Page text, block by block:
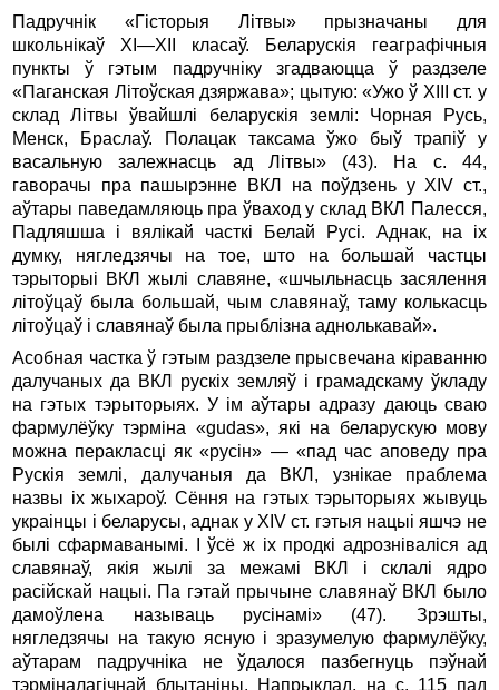
Падручнік «Гісторыя Літвы» прызначаны для
школьнікаў ХI—ХII класаў. Беларускія геаграфічныя
пункты ў гэтым падручніку згадваюцца ў раздзеле
«Паганская Літоўская дзяржава»; цытую: «Ужо ў XIII ст. у
склад Літвы ўвайшлі беларускія землі: Чорная Русь,
Менск, Браслаў. Полацак таксама ўжо быў трапіў у
васальную залежнасць ад Літвы» (43). На с. 44,
гаворачы пра пашырэнне ВКЛ на поўдзень у XIV ст.,
аўтары паведамляюць пра ўваход у склад ВКЛ Палесся,
Падляшша і вялікай часткі Белай Русі. Аднак, на іх
думку, нягледзячы на тое, што на большай частцы
тэрыторыі ВКЛ жылі славяне, «шчыльнасць засялення
літоўцаў была большай, чым славянаў, таму колькасць
літоўцаў і славянаў была прыблізна аднолькавай».
Асобная частка ў гэтым раздзеле прысвечана кіраванню
далучаных да ВКЛ рускіх земляў і грамадскаму ўкладу
на гэтых тэрыторыях. У ім аўтары адразу даюць сваю
фармулёўку тэрміна «gudas», які на беларускую мову
можна перакласці як «русін» — «пад час аповеду пра
Рускія землі, далучаныя да ВКЛ, узнікае праблема
назвы іх жыхароў. Сёння на гэтых тэрыторыях жывуць
украінцы і беларусы, аднак у XIV ст. гэтыя нацыі яшчэ не
былі сфармаванымі. І ўсё ж іх продкі адрозніваліся ад
славянаў, якія жылі за межамі ВКЛ і склалі ядро
расійскай нацыі. Па гэтай прычыне славянаў ВКЛ было
дамоўлена называць русінамі» (47). Зрэшты,
нягледзячы на такую ясную і зразумелую фармулёўку,
аўтарам падручніка не ўдалося пазбегнуць пэўнай
тэрміналагічнай блытаніны. Напрыклад, на с. 115 пад